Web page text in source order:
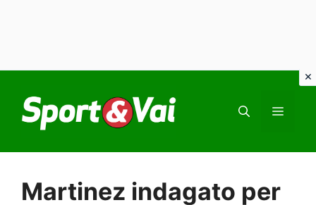
contenuto
Martinez indagato per